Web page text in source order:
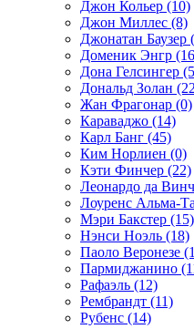
Джон Кольер (10)
Джон Миллес (8)
Джонатан Баузер
Доменик Энгр
Дона Гелсингер
Дональд Золан
Жан Фрагонар (0)
Караваджо (14)
Карл Банг (45)
Ким Норлиен (0)
Кэти Финчер (22)
Леонардо да
Лоуренс Альма-
Мэри Бакстер (15)
Нэнси Ноэль (18)
Паоло Веронезе
Пармиджанино
Рафаэль (12)
Рембрандт (11)
Рубенс (14)